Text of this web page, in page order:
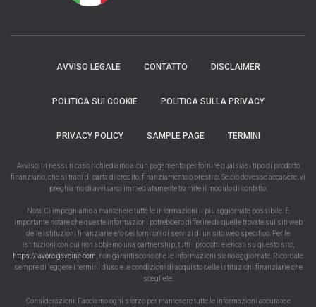
AVVISO LEGALE CONTATTO DISCLAIMER
POLITICA SUI COOKIE POLITICA SULLA PRIVACY
PRIVACY POLICY SAMPLE PAGE TERMINI
Avviso: In nessun caso richiediamo alcun pagamento per fornire qualsiasi tipo di prodotto
finanziario, che si tratti di carta di credito, finanziamento o prestito. Se ciò dovesse accadere, vi
preghiamo di avvisarci immediatamente tramite il modulo di contatto.
Nota: Ci impegniamo a mantenere tutte le informazioni il più aggiornate possibile. È
importante notare che queste informazioni potrebbero differire da quelle trovate sui siti web
delle istituzioni finanziarie e/o dei fornitori di servizi di un sito web specifico. Per le
istituzioni con cui non abbiamo una partnership, tutti i prodotti elencati su questo sito,
https://lavoro.gaveine.com, non garantiscono che le informazioni siano aggiornate. Ricordate
sempre di leggere i termini d'uso e le condizioni di acquisto delle istituzioni finanziarie che
scegliete.
Considerazioni: Facciamo ogni sforzo per mantenere tutte le informazioni accurate e